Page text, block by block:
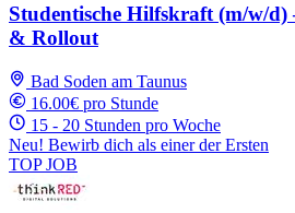
Studentische Hilfskraft (m/w/
& Rollout
Bad Soden am Taunus
16.00€ pro Stunde
15 - 20 Stunden pro Woche
Neu! Bewirb dich als einer der Ersten
TOP JOB